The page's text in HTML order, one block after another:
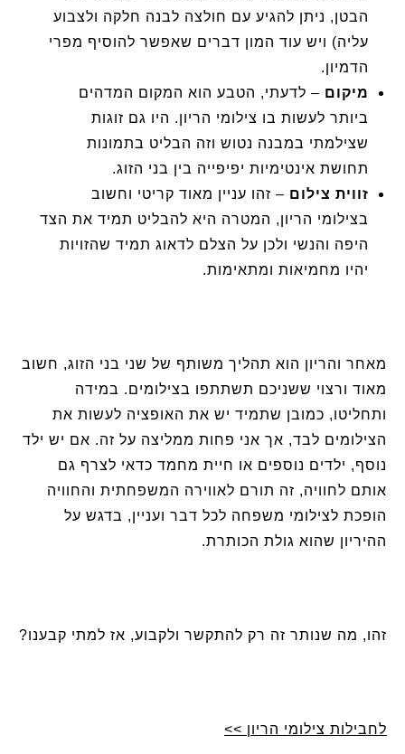
הבטן, ניתן להגיע עם חולצה לבנה חלקה ולצבוע
עליה) ויש עוד המון דברים שאפשר להוסיף מפרי
הדמיון.
מיקום – לדעתי, הטבע הוא המקום המדהים
ביותר לעשות בו צילומי הריון. היו גם זוגות
שצילמתי במבנה נטוש וזה הבליט בתמונות
תחושת אינטימיות יפיפייה בין בני הזוג.
זווית צילום – זהו עניין מאוד קריטי וחשוב
בצילומי הריון, המטרה היא להבליט תמיד את הצד
היפה והנשי ולכן על הצלם לדאוג תמיד שהזויות
יהיו מחמיאות ומתאימות.
מאחר והריון הוא תהליך משותף של שני בני הזוג, חשוב
מאוד ורצוי ששניכם תשתתפו בצילומים. במידה
ותחליטו, כמובן שתמיד יש את האופציה לעשות את
הצילומים לבד, אך אני פחות ממליצה על זה. אם יש ילד
נוסף, ילדים נוספים או חיית מחמד כדאי לצרף גם
אותם לחוויה, זה תורם לאווירה המשפחתית והחוויה
הופכת לצילומי משפחה לכל דבר ועניין, בדגש על
ההיריון שהוא גולת הכותרת.
זהו, מה שנותר זה רק להתקשר ולקבוע, אז למתי קבענו?
לחבילות צילומי הריון >>